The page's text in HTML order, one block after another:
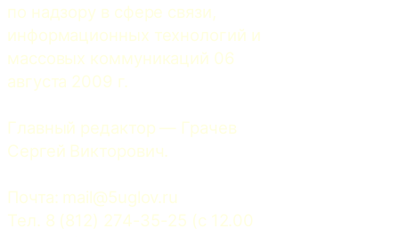
по надзору в сфере связи,
информационных технологий и
массовых коммуникаций 06
августа 2009 г.
Главный редактор — Грачев
Сергей Викторович.
Почта: mail@5uglov.ru
Тел. 8 (812) 274-35-25 (c 12.00